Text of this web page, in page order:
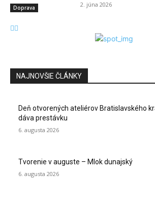
Doprava 2. júna 2026
NAJNOVŠIE ČLÁNKY
Deň otvorených ateliérov Bratislavského
dáva prestávku
6. augusta 2026
Tvorenie v auguste – Mlok dunajský
6. augusta 2026